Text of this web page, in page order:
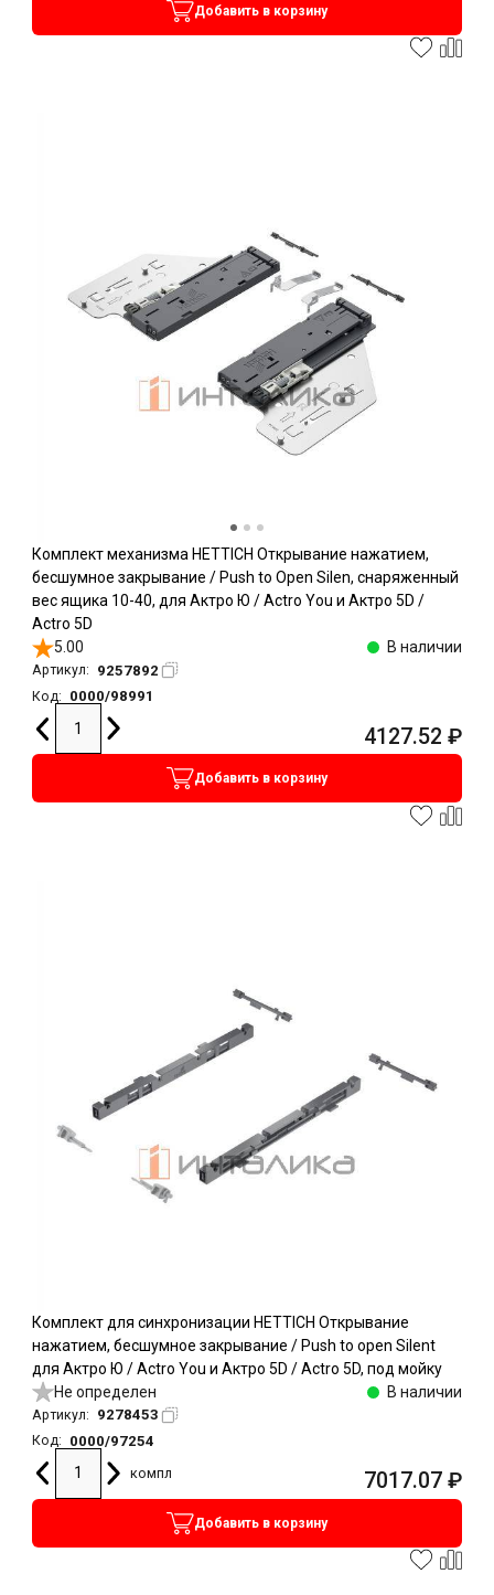
Добавить в корзину
Комплект механизма HETTICH Открывание нажатием,
бесшумное закрывание / Push to Open Silen, снаряженный
вес ящика 10-40, для Актро Ю / Actro You и Актро 5D /
Actro 5D
5.00
В наличии
Артикул: 9257892
Код: 0000/98991
4127.52 ₽
Добавить в корзину
Комплект для синхронизации HETTICH Открывание
нажатием, бесшумное закрывание / Push to open Silent
для Актро Ю / Actro You и Актро 5D / Actro 5D, под мойку
Не определен
В наличии
Артикул: 9278453
Код:
0000/97254
компл
7017.07 ₽
Добавить в корзину